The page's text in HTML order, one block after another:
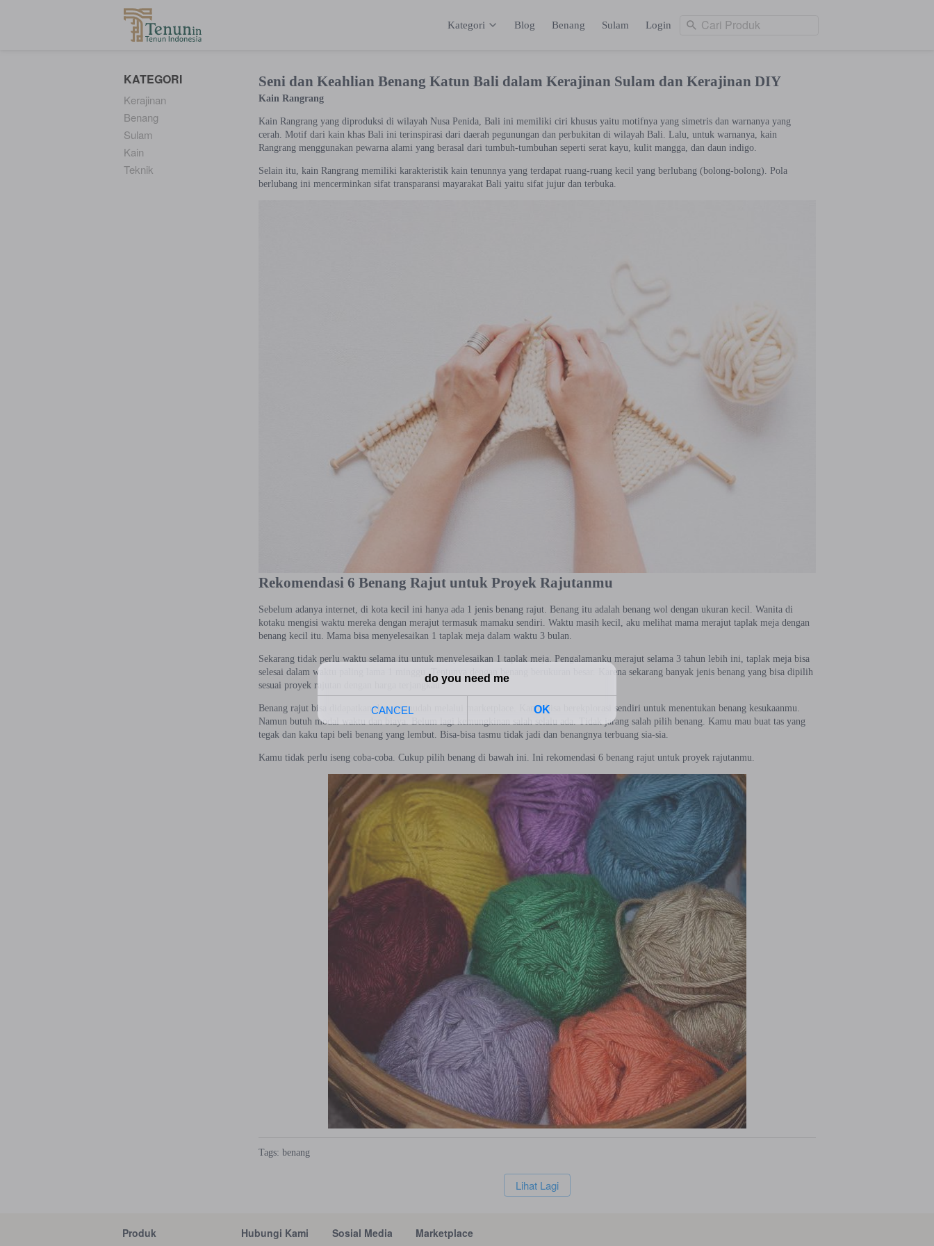
Kategori Blog Benang Sulam Login Cari Produk
KATEGORI
Kerajinan
Benang
Sulam
Kain
Teknik
Seni dan Keahlian Benang Katun Bali dalam Kerajinan Sulam dan Kerajinan DIY
Kain Rangrang
Kain Rangrang yang diproduksi di wilayah Nusa Penida, Bali ini memiliki ciri khusus yaitu motifnya yang simetris dan warnanya yang
cerah. Motif dari kain khas Bali ini terinspirasi dari daerah pegunungan dan perbukitan di wilayah Bali. Lalu, untuk warnanya, kain
Rangrang menggunakan pewarna alami yang berasal dari tumbuh-tumbuhan seperti serat kayu, kulit mangga, dan daun indigo.
Selain itu, kain Rangrang memiliki karakteristik kain tenunnya yang terdapat ruang-ruang kecil yang berlubang (bolong-bolong). Pola
berlubang ini mencerminkan sifat transparansi mayarakat Bali yaitu sifat jujur dan terbuka.
Rekomendasi 6 Benang Rajut untuk Proyek Rajutanmu
Sebelum adanya internet, di kota kecil ini hanya ada 1 jenis benang rajut. Benang itu adalah benang wol dengan ukuran kecil. Wanita di
kotaku mengisi waktu mereka dengan merajut termasuk mamaku sendiri. Waktu masih kecil, aku melihat mama merajut taplak meja dengan
benang kecil itu. Mama bisa menyelesaikan 1 taplak meja dalam waktu 3 bulan.
Sekarang tidak perlu waktu selama itu untuk menyelesaikan 1 taplak meja. Pengalamanku merajut selama 3 tahun lebih ini, taplak meja bisa
selesai dalam waktu paling lama 1 minggu. Tentunya dengan benang berukuran besar. Karena sekarang banyak jenis benang yang bisa dipilih
sesuai proyek rajutan dengan harga terjangkau.
Benang rajut bisa didapatkan dengan mudah melalui marketplace. Kamu bisa berekplorasi sendiri untuk menentukan benang kesukaanmu.
Namun butuh modal waktu dan biaya. Belum lagi kemungkinan salah selalu ada. Tidak jarang salah pilih benang. Kamu mau buat tas yang
tegak dan kaku tapi beli benang yang lembut. Bisa-bisa tasmu tidak jadi dan benangnya terbuang sia-sia.
Kamu tidak perlu iseng coba-coba. Cukup pilih benang di bawah ini. Ini rekomendasi 6 benang rajut untuk proyek rajutanmu.
Tags:benang
`Lihat Lagi
Produk Hubungi Kami Sosial Media Marketplace